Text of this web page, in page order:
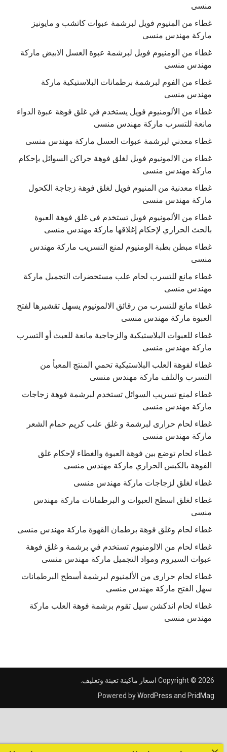
منسى
غطاء من المنيوم فويل لبرشمة عبوات كاتشب و مايونيز
ماركة مهندس منسى
غطاء من الومنيوم فويل لبرشمة عبوة العسل الابيض ماركة
مهندس منسى
غطاء من الفوم لبرشمة برطمانات البلاستيكية ماركة
مهندس منسى
غطاء من الألومنيوم فويل يستخدم في غلق فوهة عبوة الدواء
مانعة للتسرب ماركة مهندس منسى
غطاء معدني لبرشمة عبوات العسل ماركة مهندس منسى
غطاء من الالمونيوم فويل لغلق فوهة جراكن السوائل بإحكام
ماركة مهندس منسى
غطاء معدنية من المنيوم فويل لغلق فوهة زجاجة الكحول
ماركة مهندس منسى
غطاء من الألمونيوم فويل تستخدم في غلق فوهة العبوة
بالحث الحراري لإحكام إغلاقها ماركة مهندس منسى
غطاء مبطن بطبة الومنيوم لمنع التسريب ماركة مهندس
منسى
غطاء مانع للتسرب لحام علب مستحضرات التجميل ماركة
مهندس منسى
غطاء مانع للتسرب من رقائق الالمونيوم يسهل تقشيرها لفتح
العبوة ماركة مهندس منسى
غطاء للعبوات البلاستيكية والزجاجية مانعة للعبث أو التسرب
ماركة مهندس منسى
غطاء لفوهة العلب البلاستيكية تحمي المنتج المعبأ من
التسرب والتلف ماركة مهندس منسى
غطاء لمنع تسريب السوائل تستخدم لبرشمة فوهة زجاجات
ماركة مهندس منسى
غطاء لحام حرارى لبرشمة و غلق علب كريم حمام الشعر
ماركة مهندس منسى
غطاء لحام توضع بين فوهة العبوة والغطاء لإحكام غلق
الفوهة بالكبس الحراري ماركة مهندس منسى
غطاء لغلق لزجاجات ماركة مهندس منسى
غطاء لغلق اسطح العبوات و البرطمانات ماركة مهندس
منسى
غطاء لحام وغلق فوهة برطمان القهوة ماركة مهندس منسى
غطاء لحام من الالومنيوم تستخدم في برشمة و غلق فوهة
عبوات السيروم ومواد التجميل ماركة مهندس منسى
غطاء لحام حرارى من الألمنيوم لبرشمة أسطح البرطمانات
سهل الفتح ماركة مهندس منسى
غطاء لحام اندكشن سيل تقوم برشمة فوهة العلب ماركة
مهندس منسى
Copyright © 2026اسعار ماكينة تعبئة وتغليف
Powered byWordPressandPridMag
.